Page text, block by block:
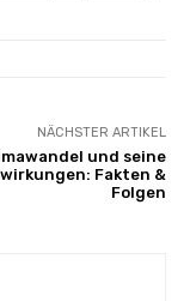
NÄCHSTER ARTIKEL
und seine
Fakten &
Folgen